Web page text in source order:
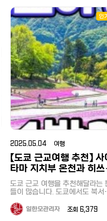
나 어디로 가야할지 몰라, 결국
보는 것도 귀찮아져서 여행을 포
하기도 합니다. 그럴 때 저는 한국에
서 학창시절부터 애용하고 있는
일 버스 투어를 이용합니다. 일
와서는 더욱 대담해져 무려 혼자
당일 버스 투어를 즐기고 있습니
처음에는 상당히 용기가 필요했
만, 작년 하코네 당일 버스 투어
이용한 저는 자신감이 붙었고,
에는 최근에 인기를 얻고 있는 '
보소' 당일 버스 투어를 즐기고
니다. 10월 5일 일요일, 꽤 선선해진
10월 초순 일요일, 버스가 만원
서 옆에 모르는 아재라도 앉으면
쩌나 걱정하고 있었지만, 의외로
리는 여유가 있었습니다. 이번 목적
지는 여기! 날씨도 좋아서 아침 8시
에 버스는 신주쿠(新新宿)를 떠
니다. 꿀공방（はちみつ工房） 처음
도착한 곳은 2021년 9월에 리
오픈한 '꿀공방'이었습니다. 꿀이 나
올 때까지의 공정, 수제 꿀 음료
있는 곳입니다. 저는 건강을 위해 매
일 꿀을 먹고 있기 때문에 매우
인
2025.05.04 여행
【도쿄 근교여행 추천】 사
타마 지치부 온천과 히쓰
야마 공원, 나가토로 산
뱃놀이, 호도산, 1박 2
도쿄 근교 여행을 추천해달라는
들이 많습니다. 도쿄에서도 북서
가 추천하는 곳으로 사이타마 지
부나 가와고에 등이 있는데요..
일한모관리자 조회 6,379